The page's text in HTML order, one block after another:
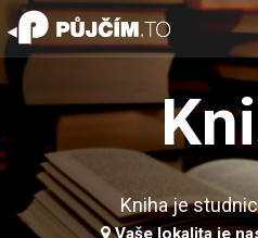
Kniha je
Vaše lokalita je